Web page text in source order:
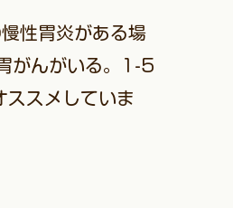
性胃炎がある場
がんがいる。1-5
ススメしていま